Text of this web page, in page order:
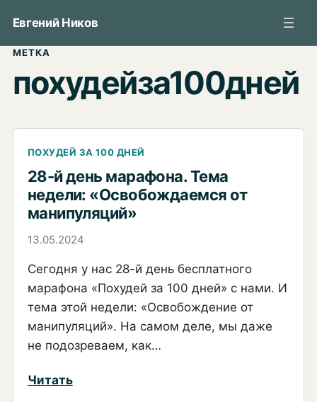
содержимому
Евгений Ников
МЕТКА
похудейза100дней
ПОХУДЕЙ ЗА 100 ДНЕЙ
28-й день марафона. Тема
недели: «Освобождаемся от
манипуляций»
13.05.2024
Сегодня у нас 28-й день бесплатного
марафона «Похудей за 100 дней» с нами. И
тема этой недели: «Освобождение от
манипуляций». На самом деле, мы даже
не подозреваем, как…
Читать: